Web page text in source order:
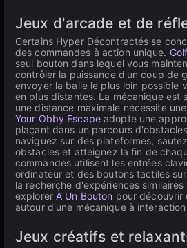
Jeux d'arcade et de
Certains Hyper Décontractés se
des commandes à action unique.
seul bouton dans lequel vous
contrôler la puissance d'un coup de
envoyer la balle le plus loin possible
en plus distantes. La mécanique est
une distance maximale nécessite
Your Obby Escapeadopte une
plaçant dans un parcours
naviguez sur des plateformes,
obstacles et atteignez la fin de
commandes utilisent les entrées
ordinateur et des boutons tactiles
la recherche d'expériences
explorerÀ Un Bouton pour découvrir
autour d'une mécanique à
Jeux créatifs et